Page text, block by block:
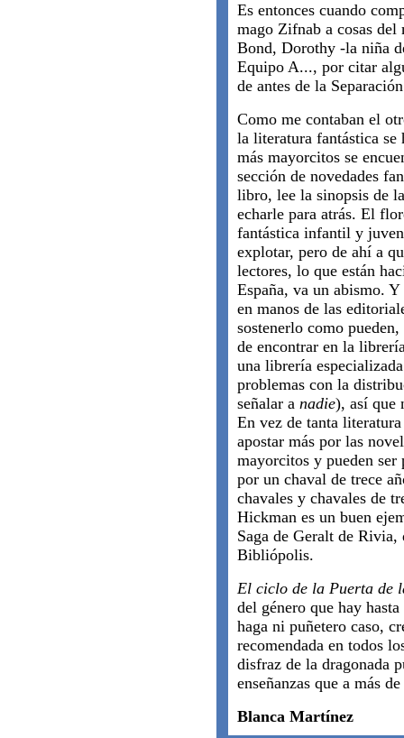
Es entonces cuando
mago Zifnab a cosas
Bond, Dorothy -la niña
Equipo A..., por citar
de antes de la
Como me contaban el
la literatura fantástica
más mayorcitos se
sección de novedades
libro, lee la sinopsis de
echarle para atrás. El
fantástica infantil y
explotar, pero de ahí a
lectores, lo que están
España, va un abismo.
en manos de las
sostenerlo como
de encontrar en la
una librería
problemas con la
señalar a nadie), así que
En vez de tanta
apostar más por las
mayorcitos y pueden ser
por un chaval de trece
chavales y chavales de
Hickman es un buen
Saga de Geralt de
Bibliópolis.
El ciclo de la Puerta de
del género que hay
haga ni puñetero caso,
recomendada en todos
disfraz de la dragonada
enseñanzas que a más
Blanca Martínez